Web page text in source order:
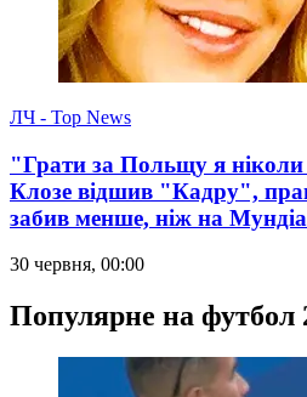
ЛЧ - Top News
"Грати за Польщу я
Клозе відшив "Кадру",
забив менше, ніж на
30 червня, 00:00
Популярне на футбол